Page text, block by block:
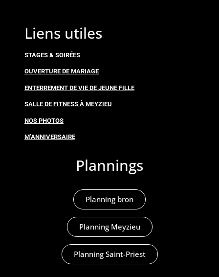
Liens utiles
STAGES & SOIRÉES
OUVERTURE DE MARIAGE
ENTERREMENT DE VIE DE JEUNE FILLE
SALLE DE FITNESS À MEYZIEU
NOS PHOTOS
M’ANNIVERSAIRE
Plannings
Planning bron
Planning Meyzieu
Planning Saint-Priest